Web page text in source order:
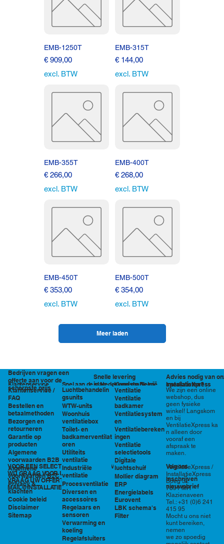
EMB-1250T
Prijs
€ 909,00
excl. BTW
EMB-315T
Prijs
€ 144,00
excl. BTW
EMB-355T
Prijs
€ 266,00
excl. BTW
EMB-400T
Prijs
€ 268,00
excl. BTW
EMB-450T
Prijs
€ 353,00
excl. BTW
EMB-500T
Prijs
€ 354,00
excl. BTW
Meer laden
Klantenservice
Klantenservice /
FAQ
Bestellen en
betaalmethoden
Bezorgen en
retourneren
Garantie op
producten
Algemene
voorwaarden B2B
Algemene
voorwaarden B2C
Privacy &
klachten
Cookie beleid
Disclaimer
Sitemap
VOOR EEN SELECTIE EN PRIJSOPGAVE STAAN
WIJ GRAAG VOOR U KLAAR!
VRAAG UW OFFERTE AAN VIA
MAIL@INSTALLATIEXPRESS.NL
Bedrijven vragen een
offerte aan voor de
scherpste prijs
Snelle levering
in Nederland en België
Advies nodig van
specialisten?
Snel aan de slag
Luchtbehandelin
gsunits
WTW-units
Woonhuis
ventilatiebox
Toilet- en
badkamerventilat
oren
Utiliteits
ventilatie
Industriële
ventilatie
Procesventilatie
Diversen en
accessoires
Regelaars en
sensoren
Verwarming en
koeling
Regelafsluiters
Kennisbank en
tools
Ventilatie
Ventilatie
badkamer
Ventilatiesystem
en
Ventilatiebereken
ingen
Ventilatie
selectietools
Digitale
luchtschuif
Mollier diagram
ERP
Energielabels
Eurovent
LBK schema's
Filter
We zijn een online
webshop, dus
geen fysieke
winkel! Langskom
en bij
VentilatieXpress ka
n alleen door
vooraf een
afspraak te
maken.
VentilatieXpress /
InstallatieXpress
Boeg 32
7891 MR
Klazienaveen
Tel.: +31 (0)6 241
415 95
Mocht u ons niet
kunt bereiken,
nemen
we zo spoedig
InstallatieXpress
Volg ons
Inschrijven
nieuwsbrief